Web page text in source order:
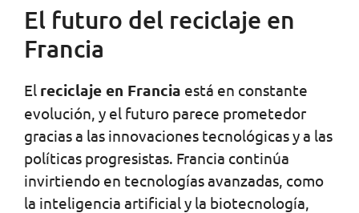
El futuro del reciclaje en
Francia
El reciclaje en Francia está en constante
evolución, y el futuro parece prometedor
gracias a las innovaciones tecnológicas y a las
políticas progresistas. Francia continúa
invirtiendo en tecnologías avanzadas, como
la inteligencia artificial y la biotecnología,